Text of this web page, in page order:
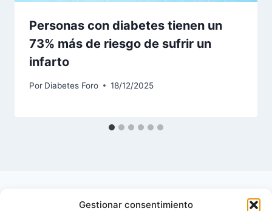
Gestionar consentimiento
Personas con diabetes tienen un
73% más de riesgo de sufrir un
infarto
Por Diabetes Foro 18/12/2025